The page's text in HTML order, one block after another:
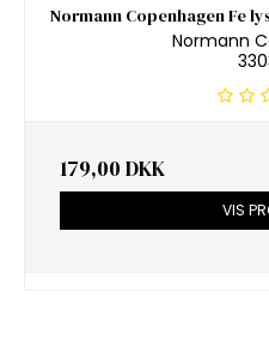
Normann Copenhagen Fe
Normann
179,00 DKK
VIS